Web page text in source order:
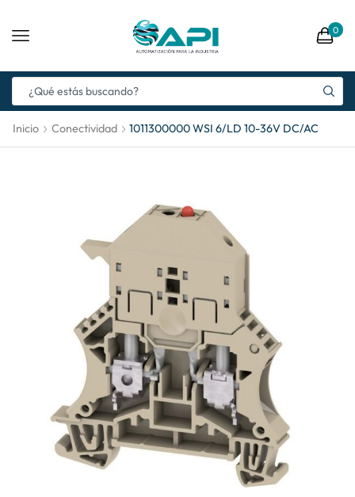
0
Inicio Conectividad 1011300000 WSI 6/LD 10-36V DC/AC